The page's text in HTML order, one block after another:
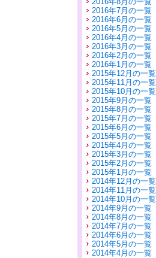
2016年7月の一覧
2016年6月の一覧
2016年5月の一覧
2016年4月の一覧
2016年3月の一覧
2016年2月の一覧
2016年1月の一覧
2015年12月の一覧
2015年11月の一覧
2015年10月の一覧
2015年9月の一覧
2015年8月の一覧
2015年7月の一覧
2015年6月の一覧
2015年5月の一覧
2015年4月の一覧
2015年3月の一覧
2015年2月の一覧
2015年1月の一覧
2014年12月の一覧
2014年11月の一覧
2014年10月の一覧
2014年9月の一覧
2014年8月の一覧
2014年7月の一覧
2014年6月の一覧
2014年5月の一覧
2014年4月の一覧